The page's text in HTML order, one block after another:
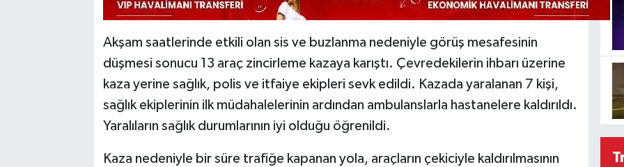
Akşam saatlerinde etkili olan sis ve buzlanma nedeniyle görüş mesafesinin
düşmesi sonucu 13 araç zincirleme kazaya karıştı. Çevredekilerin ihbarı üzerine
kaza yerine sağlık, polis ve itfaiye ekipleri sevk edildi. Kazada yaralanan 7 kişi,
sağlık ekiplerinin ilk müdahalelerinin ardından ambulanslarla hastanelere kaldırıldı.
Yaralıların sağlık durumlarının iyi olduğu öğrenildi.
Kaza nedeniyle bir süre trafiğe kapanan yola, araçların çekiciyle kaldırılmasının